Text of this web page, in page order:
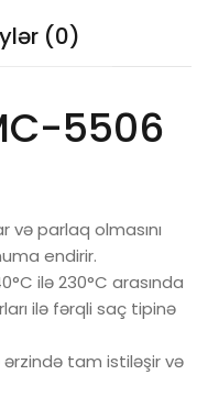
(0)
5506
və parlaq olmasını
endirir.
ilə 230°C arasında
ilə fərqli saç tipinə
tam istiləşir və